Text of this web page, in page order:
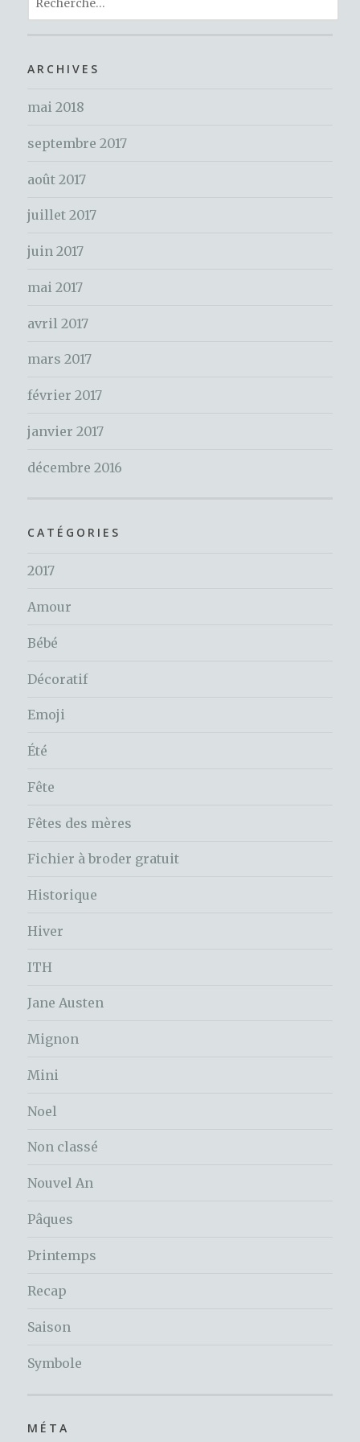
o
k
e
h
r
e
:
ARCHIVES
mai 2018
septembre 2017
août 2017
juillet 2017
juin 2017
mai 2017
avril 2017
mars 2017
février 2017
janvier 2017
décembre 2016
CATÉGORIES
2017
Amour
Bébé
Décoratif
Emoji
Été
Fête
Fêtes des mères
Fichier à broder gratuit
Historique
Hiver
ITH
Jane Austen
Mignon
Mini
Noel
Non classé
Nouvel An
Pâques
Printemps
Recap
Saison
Symbole
MÉTA